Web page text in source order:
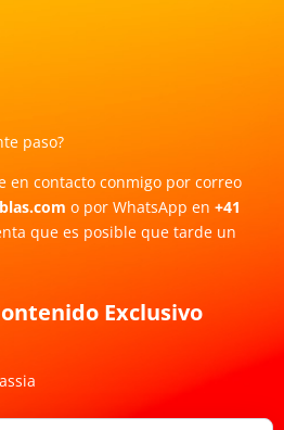
paso?
en contacto conmigo por correo
o por WhatsApp en+41
que es posible que tarde un
Exclusivo